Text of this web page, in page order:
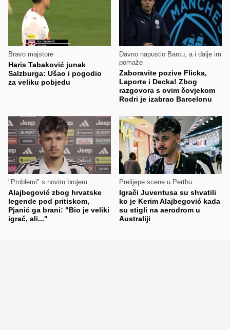
Bravo majstore
Haris Tabaković junak
Salzburga: Ušao i pogodio
za veliku pobjedu
Davno napustio Barcu, a i dalje im
pomaže
Zaboravite pozive Flicka,
Laporte i Decka! Zbog
razgovora s ovim čovjekom
Rodri je izabrao Barcelonu
"Problemi" s novim brojem
Alajbegović zbog hrvatske
legende pod pritiskom,
Pjanić ga brani: "Bio je veliki
igrač, ali..."
Prelijepe scene u Perthu
Igrači Juventusa su shvatili
ko je Kerim Alajbegović kada
su stigli na aerodrom u
Australiji